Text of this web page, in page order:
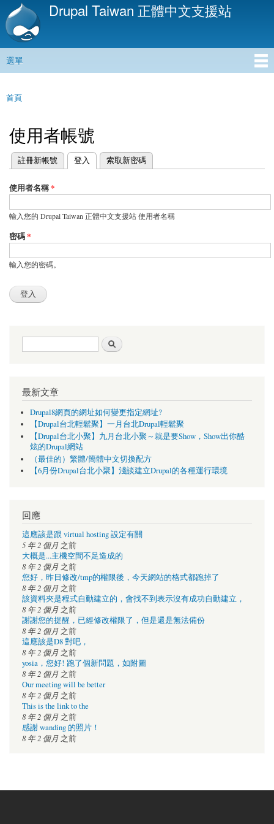
移
內
Drupal Taiwan 正體中文支援站
主選單
選單
您在這裡
首頁
使用者帳號
主要索引標籤
註冊新帳號 登入
(作用中頁籤) 索取新密碼
使用者名稱*
輸入您的 Drupal Taiwan 正體中文支援站 使用者名稱
密碼*
輸入您的密碼。
搜尋表單
最新文章
Drupal8網頁的網址如何變更指定網址?
【Drupal台北輕鬆聚】一月台北Drupal輕鬆聚
【Drupal台北小聚】九月台北小聚～就是要Show，Show出你酷
炫的Drupal網站
（最佳的）繁體/簡體中文切換配方
【6月份Drupal台北小聚】淺談建立Drupal的各種運行環境
回應
這應該是跟 virtual hosting 設定有關
5 年 2 個月 之前
大概是...主機空間不足造成的
8 年 2 個月 之前
您好，昨日修改/tmp的權限後，今天網站的格式都跑掉了
8 年 2 個月 之前
該資料夾是程式自動建立的，會找不到表示沒有成功自動建立，
8 年 2 個月 之前
謝謝您的提醒，已經修改權限了，但是還是無法備份
8 年 2 個月 之前
這應該是D8 對吧，
8 年 2 個月 之前
yosia，您好! 跑了個新問題，如附圖
8 年 2 個月 之前
Our meeting will be better
8 年 2 個月 之前
This is the link to the
8 年 2 個月 之前
感謝 wanding 的照片！
8 年 2 個月 之前